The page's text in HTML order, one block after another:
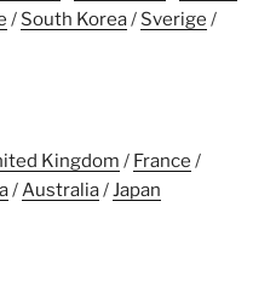
/ South Korea/ Sverige /
Kingdom / France /
/Australia/Japan